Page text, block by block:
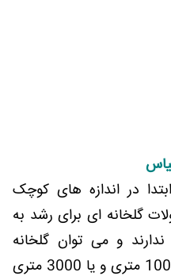
در اندازه های کوچک
گلخانه ای برای رشد به
و می توان گلخانه
هیدروپونیک را با یک فضای 1000 متری و یا 3000 متری